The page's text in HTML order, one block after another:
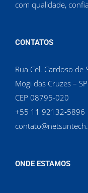
com qualidade,
CONTATOS
Rua Cel. Cardoso de
Mogi das Cruzes – SP
CEP 08795-020
‪+55 11 92132‑5896‬
ONDE ESTAMOS